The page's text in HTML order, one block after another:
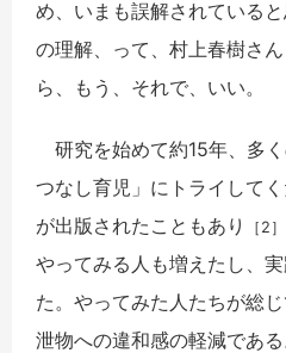
め、いまも誤解されている
の理解、って、村上春樹さ
ら、もう、それで、いい。
研究を始めて約15年、多
つなし育児」にトライして
が出版されたこともあり
［2］
やってみる人も増えたし、
た。やってみた人たちが総
泄物への違和感の軽減であ